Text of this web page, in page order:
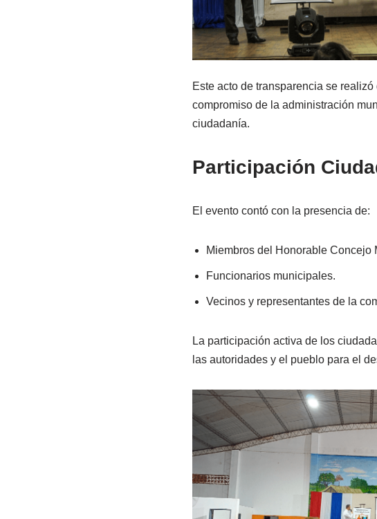
Este acto de transparencia se
compromiso de la administración
ciudadanía.
Participación
El evento contó con la presencia de:
Miembros del Honorable Concejo
Funcionarios municipales.
Vecinos y representantes de la
La participación activa de los
las autoridades y el pueblo para el